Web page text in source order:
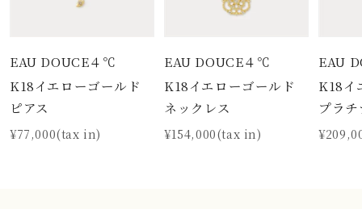
EAU DOUCE４℃
K18イエローゴールド
ピアス
¥77,000(tax in)
EAU DOUCE４℃
K18イエローゴールド
ネックレス
¥154,000(tax in)
EAU
K18イ
プラ